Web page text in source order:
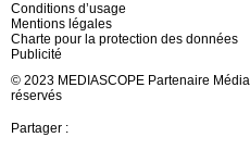
Conditions d’usage
Mentions légales
Charte pour la protection des données
Publicité
© 2023 MEDIASCOPE Partenaire
réservés
Partager :